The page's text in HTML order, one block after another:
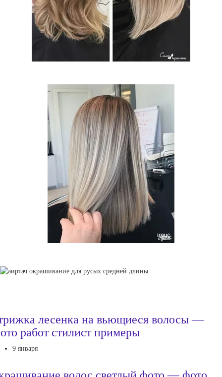
лесенка на вьющиеся волосы —
работ стилист примеры
9 января